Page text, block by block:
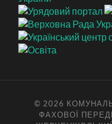
© 2026
ФАХОВОЇ